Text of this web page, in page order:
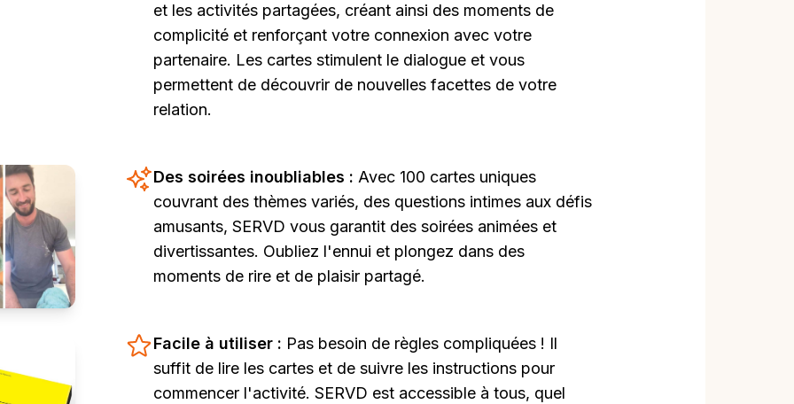
et les activités partagées, créant ainsi des moments de
complicité et renforçant votre connexion avec votre
partenaire. Les cartes stimulent le dialogue et vous
permettent de découvrir de nouvelles facettes de votre
relation.
Des soirées inoubliables :Avec 100 cartes uniques
couvrant des thèmes variés, des questions intimes aux défis
amusants, SERVD vous garantit des soirées animées et
divertissantes. Oubliez l'ennui et plongez dans des
moments de rire et de plaisir partagé.
Facile à utiliser : Pas besoin de règles compliquées ! Il
suffit de lire les cartes et de suivre les instructions pour
commencer l'activité. SERVD est accessible à tous, quel